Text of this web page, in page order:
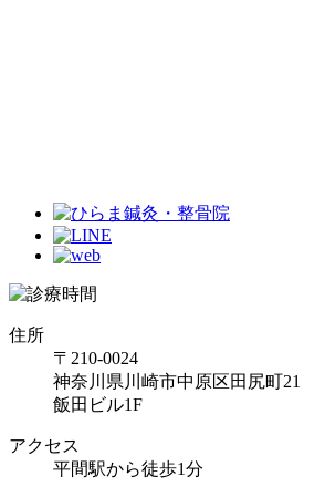
住所
〒210-0024
神奈川県川崎市中原区田尻町21
飯田ビル1F
アクセス
平間駅から徒歩1分